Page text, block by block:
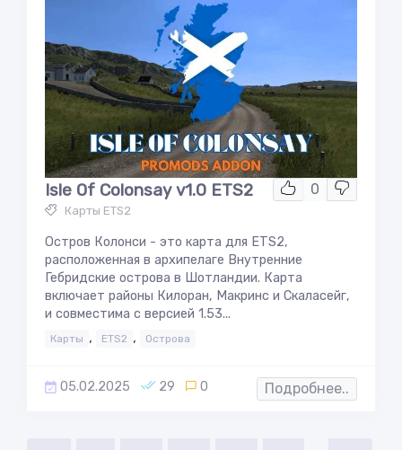
0
Isle Of Colonsay v1.0 ETS2
Карты ETS2
Остров Колонси - это карта для ETS2,
расположенная в архипелаге Внутренние
Гебридские острова в Шотландии. Карта
включает районы Килоран, Макринс и Скаласейг,
и совместима с версией 1.53...
Карты , ETS2 , Острова
05.02.2025 29 0 Подробнее..